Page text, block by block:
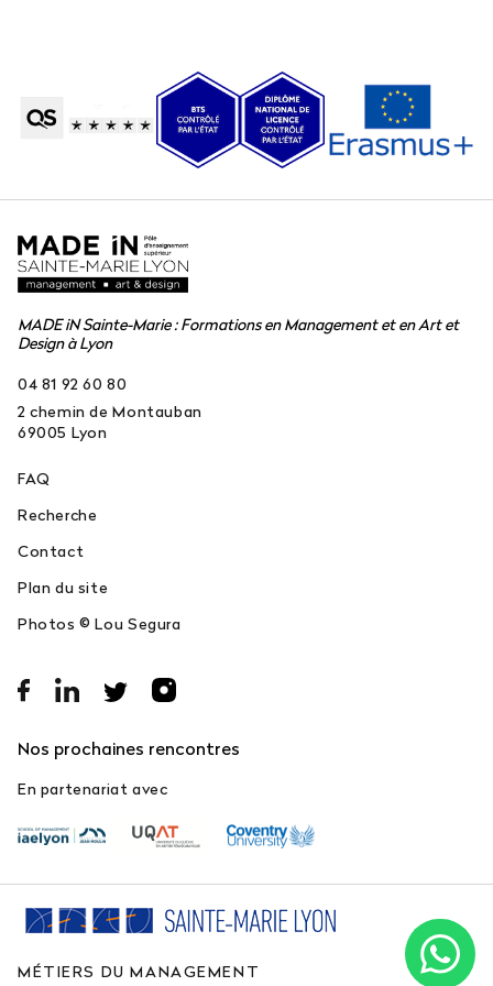
MADE iN Sainte-Marie : Formations en Management et en Art et
Design à Lyon
04 81 92 60 80
2 chemin de Montauban
69005 Lyon
FAQ
Recherche
Contact
Plan du site
Photos © Lou Segura
Nos prochaines rencontres
En partenariat avec
MÉTIERS DU MANAGEMENT